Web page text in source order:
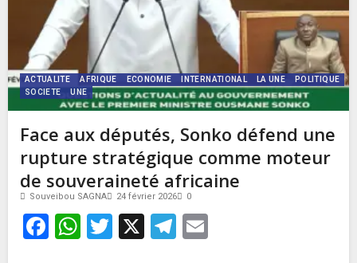
ACTUALITE AFRIQUE ECONOMIE INTERNATIONAL LA UNE
POLITIQUE
SOCIETE
UNE
Face aux députés, Sonko défend une
rupture stratégique comme moteur
de souveraineté africaine
Souveibou SAGNA 24 février 2026 0
Facebook
WhatsApp
Twitter
X Telegram